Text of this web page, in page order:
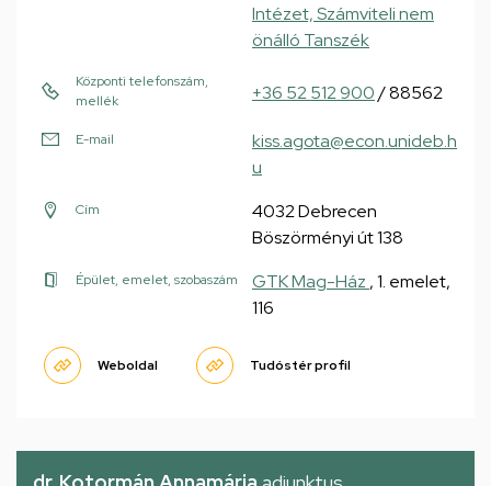
Intézet, Számviteli nem
önálló Tanszék
Központi telefonszám,
mellék
+36 52 512 900/ 88562
E-mail
kiss.agota@econ.unideb.h
u
Cím
4032 Debrecen
Böszörményi út 138
Épület, emelet, szobaszám GTK Mag-Ház , 1. emelet,
116
Weboldal Tudóstér profil